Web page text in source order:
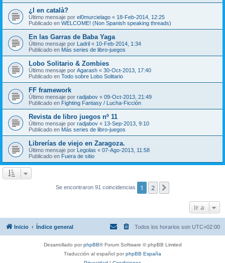
¿I en català?
Último mensaje por el0murcielago « 18-Feb-2014, 12:25
Publicado en WELCOME! (Non Spanish speaking threads)
En las Garras de Baba Yaga
Último mensaje por Ladril « 10-Feb-2014, 1:34
Publicado en Más series de libro-juegos
Lobo Solitario & Zombies
Último mensaje por Agarash « 30-Oct-2013, 17:40
Publicado en Todo sobre Lobo Solitario
FF framework
Último mensaje por radjabov « 09-Oct-2013, 21:49
Publicado en Fighting Fantasy / Lucha-Ficción
Revista de libro juegos nº 11
Último mensaje por radjabov « 13-Sep-2013, 9:10
Publicado en Más series de libro-juegos
Librerías de viejo en Zaragoza.
Último mensaje por Legolas « 07-Ago-2013, 11:58
Publicado en Fuera de sitio
Se encontraron 91 coincidencias 1 2
Ir a
Inicio Índice general Todos los horarios son UTC+02:00
Desarrollado porphpBB® Forum Software © phpBB Limited
Traducción al español porphpBB España